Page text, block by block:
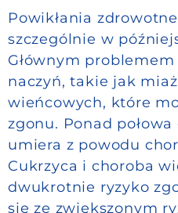
Powikłania
szczególnie w
Głównym
naczyń, takie jak
wieńcowych, które
zgonu. Ponad
umiera z powodu
Cukrzyca i choroba
dwukrotnie ryzyko
się ze zwiększonym